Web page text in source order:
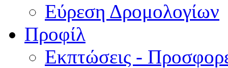
Εύρεση Δρομολογίων
Προφίλ
Εκπτώσεις -